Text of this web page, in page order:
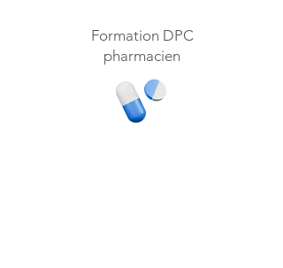
Formation DPC
pharmacien